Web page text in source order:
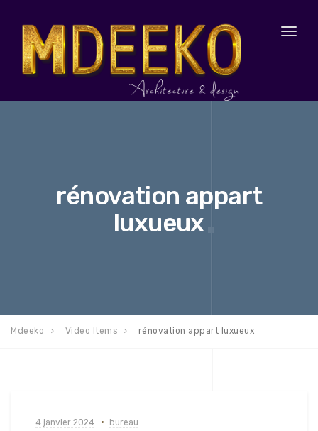
Toggle
rénovation appart
luxueux
Mdeeko Video Items rénovation appart luxueux
4 janvier 2024 bureau